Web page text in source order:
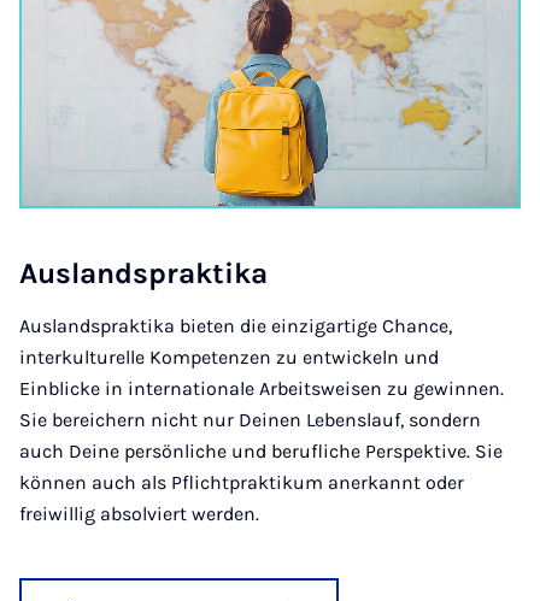
Aus­land­s­prak­ti­ka
Auslandspraktika bieten die einzigartige Chance,
interkulturelle Kompetenzen zu entwickeln und
Einblicke in internationale Arbeitsweisen zu gewinnen.
Sie bereichern nicht nur Deinen Lebenslauf, sondern
auch Deine persönliche und berufliche Perspektive. Sie
können auch als Pflichtpraktikum anerkannt oder
freiwillig absolviert werden.